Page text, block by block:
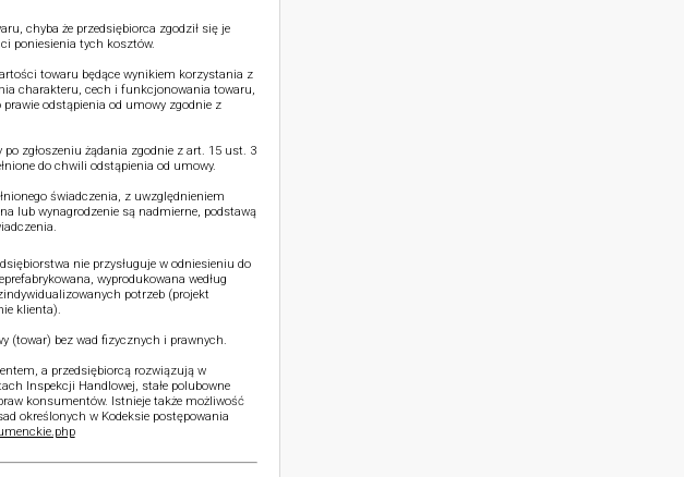
chyba że przedsiębiorca zgodził się je
poniesienia tych kosztów.
towaru będące wynikiem korzystania z
charakteru, cech i funkcjonowania towaru,
odstąpienia od umowy zgodnie z
zgłoszeniu żądania zgodnie z art. 15 ust. 3
do chwili odstąpienia od umowy.
świadczenia, z uwzględnieniem
lub wynagrodzenie są nadmierne, podstawą
nie przysługuje w odniesieniu do
wyprodukowana według
potrzeb (projekt
klienta).
(towar) bez wad fizycznych i prawnych.
a przedsiębiorcą rozwiązują w
Inspekcji Handlowej, stałe polubowne
konsumentów. Istnieje także możliwość
określonych w Kodeksie postępowania